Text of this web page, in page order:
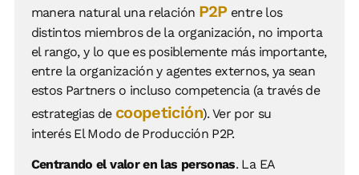
manera natural una relación P2P entre los
distintos miembros de la organización, no importa
el rango, y lo que es posiblemente más importante,
entre la organización y agentes externos, ya sean
estos Partners o incluso competencia (a través de
estrategias de coopetición). Ver por su
interés El Modo de Producción P2P.
Centrando el valor en las personas. La EA